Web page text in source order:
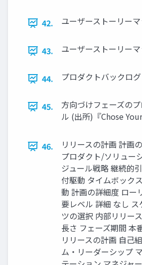
42. ユーザーストーリー
43. ユーザーストーリー
44. プロダクトバックログ
45.
方向づけフェーズの
ル (出所)『Chose
46.
リリースの計画 計画
プロダクト/ソリュー
ジュール戦略 継続的
付駆動 タイムボック
動 計画の詳細度 ロー
要レベル 詳細 なし
ツの選択 内部リリー
長さ フェーズ期間 本
リリースの計画 自己
ム・リーダーシップ